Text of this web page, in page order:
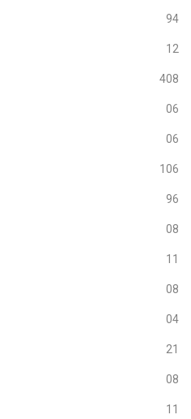
94
12
408
06
06
106
96
08
11
08
04
21
08
11